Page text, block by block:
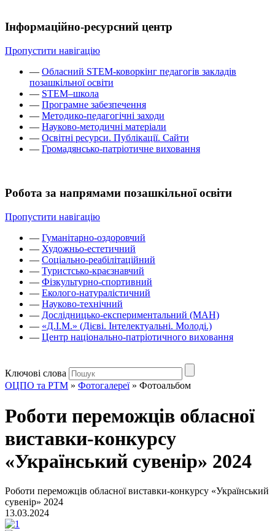
Інформаційно-ресурсний центр
Пропустити навігацію
— Обласний STEM-коворкінг педагогів закладів
позашкільної освіти
— STEM–школа
— Програмне забезпечення
— Методико-педагогічні заходи
— Науково-методичні матеріали
— Освітні ресурси. Публікації. Сайти
— Громадянсько-патріотичне виховання
Робота за напрямами позашкільної освіти
Пропустити навігацію
— Гуманітарно-оздоровчий
— Художньо-естетичний
— Соціально-реабілітаційний
— Туристсько-краєзнавчий
— Фізкультурно-спортивний
— Еколого-натуралістичний
— Науково-технічний
— Дослідницько-експериментальний (МАН)
— «Д.І.М.» (Дієві. Інтелектуальні. Молоді.)
— Центр національно-патріотичного виховання
Ключові слова
ОЦПО та РТМ » Фотогалереї» Фотоальбом
Роботи переможців обласної
виставки-конкурсу
«Український сувенір» 2024
Роботи переможців обласної виставки-конкурсу «Український
сувенір» 2024
13.03.2024